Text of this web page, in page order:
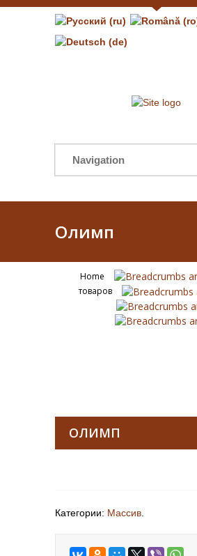
Олимп
Home
товаров
ОЛИМП
Категории: Массив